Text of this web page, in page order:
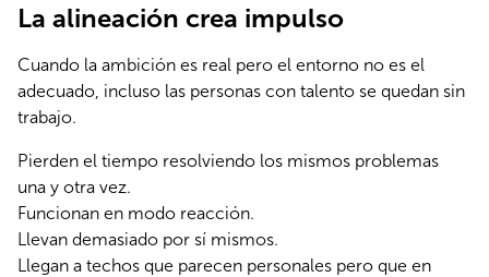
La alineación crea impulso
Cuando la ambición es real pero el entorno no es el
adecuado, incluso las personas con talento se quedan sin
trabajo.
Pierden el tiempo resolviendo los mismos problemas
una y otra vez.
Funcionan en modo reacción.
Llevan demasiado por sí mismos.
Llegan a techos que parecen personales pero que en